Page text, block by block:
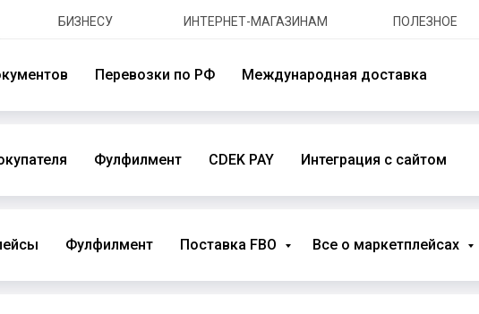
БИЗНЕСУ ИНТЕРНЕТ-МАГАЗИНАМ ПОЛЕЗНОЕ
Перевозки по РФ Международная доставка
Фулфилмент CDEK PAY Интеграция с сайтом
Фулфилмент Поставка FBO Все о маркетплейсах